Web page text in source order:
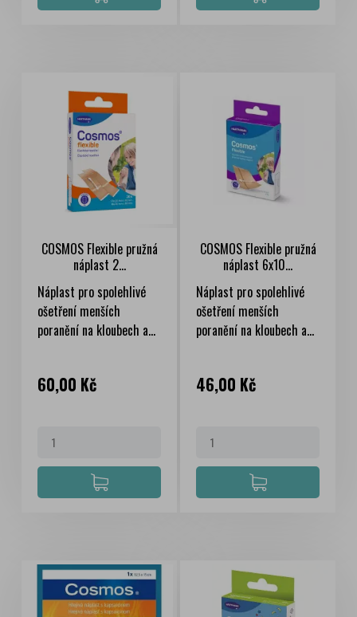
COSMOS Flexible pružná
náplast 2...
Náplast pro spolehlivé
ošetření menších
poranění na kloubech a...
Cena
60,00 Kč
COSMOS Flexible pružná
náplast 6x10...
Náplast pro spolehlivé
ošetření menších
poranění na kloubech a...
Cena
46,00 Kč